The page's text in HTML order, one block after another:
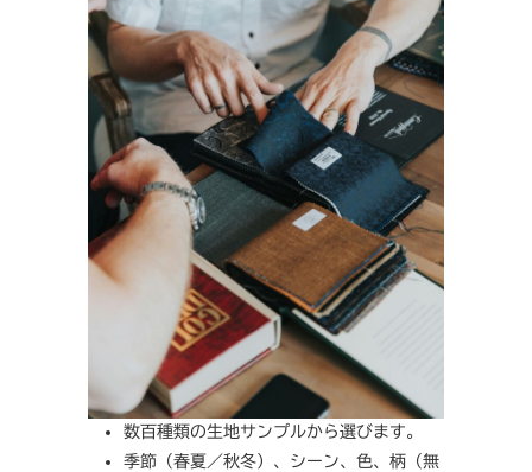
数百種類の生地サンプルから選びます。
季節（春夏／秋冬）、シーン、色、柄（無